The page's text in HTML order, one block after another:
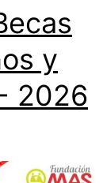
y
2026